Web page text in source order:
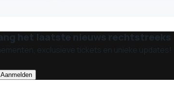
het laatste nieuws rechtstreeks
exclusieve tickets en unieke updates!